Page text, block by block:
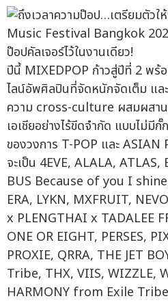
ปีนี้ MIXEDPOP ก้าวสู่ปีที่ 2 พร้
ไลน์อัพศิลปินที่จัดหนักจัดเต็ม แล
ความ cross-culture ผสมผสาน
เอเชียอย่างไร้ขีดจำกัด แบบไม่มี
ของวงการ T-POP และ
จะเป็น 4EVE, ALALA,
BUS Because of you I
ERA, LYKN, MXFRUIT,
x PLENGTHAI x TADALEE
ONE OR EIGHT, PERSES,
PROXIE, QRRA, THE JET
Tribe, THX, VIIS, WIZZLE,
HARMONY from Exile